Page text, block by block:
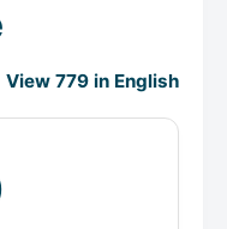
View 779 in English